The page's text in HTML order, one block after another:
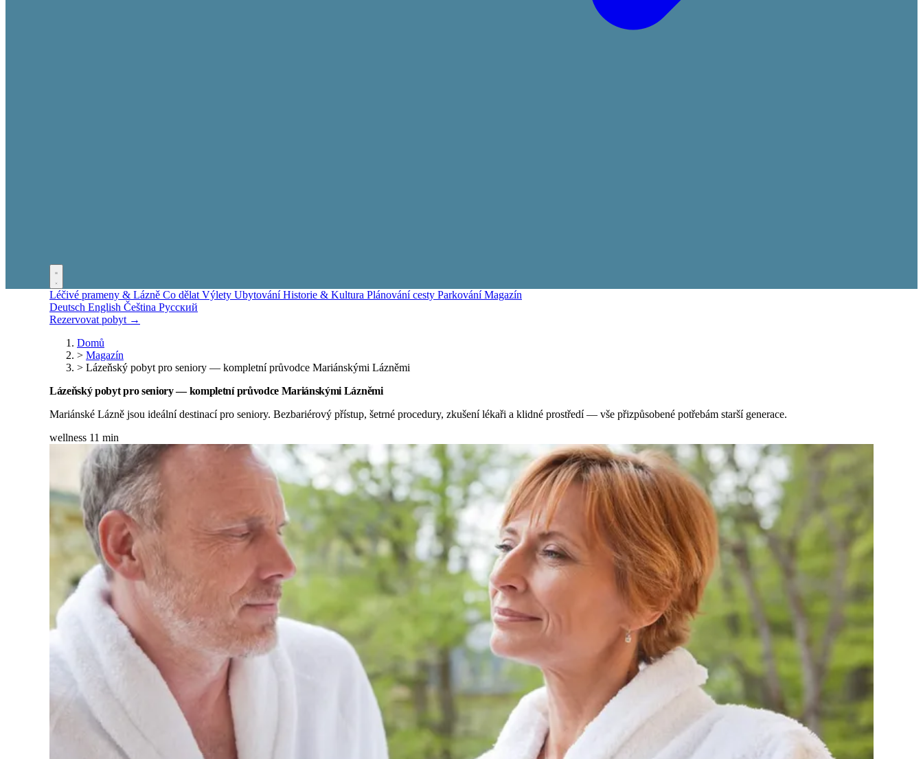
Léčivé prameny & Lázně Co dělat Výlety UbytováníHistorie & Kultura Plánování cesty ParkováníMagazín
Deutsch English Čeština Русский
Rezervovat pobyt →
Domů
> Magazín
> Lázeňský pobyt pro seniory — kompletní průvodce Mariánskými Lázněmi
Lázeňský pobyt pro seniory — kompletní průvodce Mariánskými Lázněmi
Mariánské Lázně jsou ideální destinací pro seniory. Bezbariérový přístup, šetrné procedury, zkušení lékaři a klidné prostředí — vše přizpůsobené potřebám starší generace.
wellness 11 min